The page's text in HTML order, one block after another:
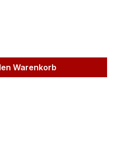
Wert
Warenkorb